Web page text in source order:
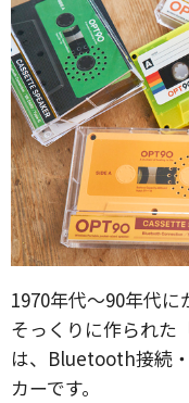
1970年代～90年代
そっくりに作られた
は、Bluetooth接続
カーです。